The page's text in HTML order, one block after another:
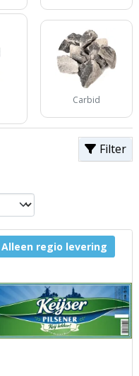
Carbid
Filter
Alleen regio levering